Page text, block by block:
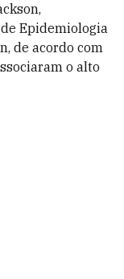
Epidemiologia
de acordo com
o alto